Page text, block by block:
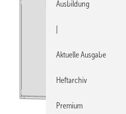
Ausbildung
Aktuelle Ausgabe
Heftarchiv
Premium